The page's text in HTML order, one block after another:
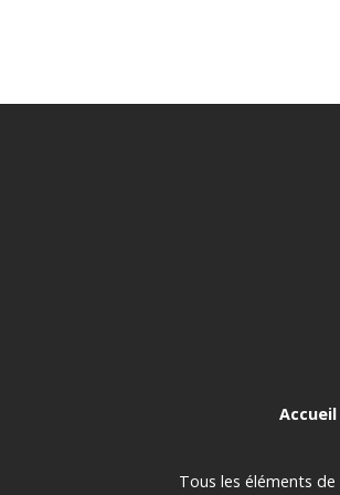
Accueil
Tous les éléments de